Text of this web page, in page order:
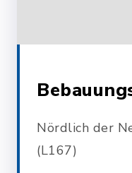
Nördlich der
(L167)